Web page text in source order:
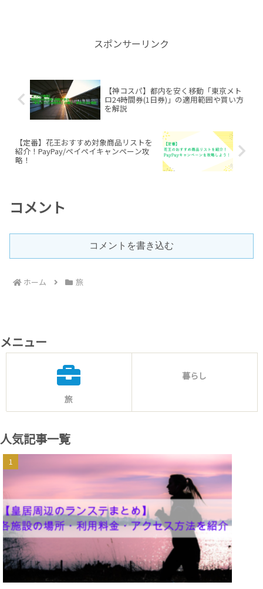
スポンサーリンク
【神コスパ】都内を安く移動「東京メト
ロ24時間券(1日券)」の適用範囲や買い方
を解説
【定番】花王おすすめ対象商品リストを
紹介！PayPay/ペイペイキャンペーン攻
略！
コメント
コメントを書き込む
ホーム 旅
メニュー
旅
暮らし
人気記事一覧